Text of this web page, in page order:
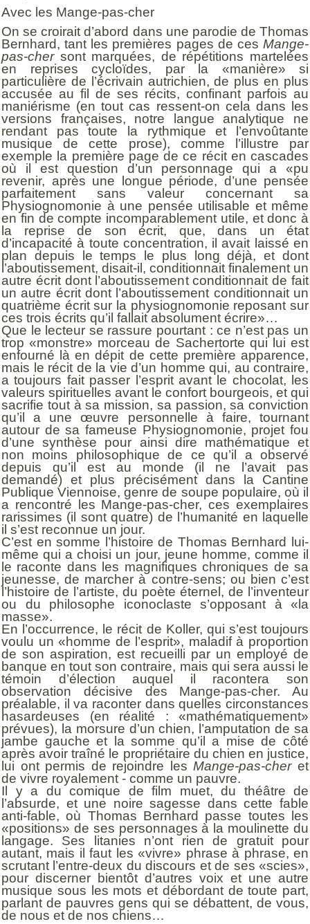
Avec les Mange-pas-cher
On se croirait d’abord dans une parodie de Thomas
Bernhard, tant les premières pages de ces Mange-
pas-chersont marquées, de répétitions martelées
en reprises cycloïdes, par la «manière» si
particulière de l’écrivain autrichien, de plus en plus
accusée au fil de ses récits, confinant parfois au
maniérisme (en tout cas ressent-on cela dans les
versions françaises, notre langue analytique ne
rendant pas toute la rythmique et l’envoûtante
musique de cette prose), comme l’illustre par
exemple la première page de ce récit en cascades
où il est question d’un personnage qui a «pu
revenir, après une longue période, d’une pensée
parfaitement sans valeur concernant sa
Physiognomonie à une pensée utilisable et même
en fin de compte incomparablement utile, et donc à
la reprise de son écrit, que, dans un état
d’incapacité à toute concentration, il avait laissé en
plan depuis le temps le plus long déjà, et dont
l’aboutissement, disait-il, conditionnait finalement un
autre écrit dont l’aboutissement conditionnait de fait
un autre écrit dont l’aboutissement conditionnait un
quatrième écrit sur la physiognomonie reposant sur
ces trois écrits qu’il fallait absolument écrire»…
Que le lecteur se rassure pourtant : ce n’est pas un
trop «monstre» morceau de Sachertorte qui lui est
enfourné là en dépit de cette première apparence,
mais le récit de la vie d’un homme qui, au contraire,
a toujours fait passer l’esprit avant le chocolat, les
valeurs spirituelles avant le confort bourgeois, et qui
sacrifie tout à sa mission, sa passion, sa conviction
qu’il a une œuvre personnelle à faire, tournant
autour de sa fameuse Physiognomonie, projet fou
d’une synthèse pour ainsi dire mathématique et
non moins philosophique de ce qu’il a observé
depuis qu’il est au monde (il ne l’avait pas
demandé) et plus précisément dans la Cantine
Publique Viennoise, genre de soupe populaire, où il
a rencontré les Mange-pas-cher, ces exemplaires
rarissimes (il sont quatre) de l’humanité en laquelle
il s’est reconnue un jour.
C’est en somme l’histoire de Thomas Bernhard lui-
même qui a choisi un jour, jeune homme, comme il
le raconte dans les magnifiques chroniques de sa
jeunesse, de marcher à contre-sens; ou bien c’est
l’histoire de l’artiste, du poète éternel, de l’inventeur
ou du philosophe iconoclaste s’opposant à «la
masse».
En l’occurrence, le récit de Koller, qui s’est toujours
voulu un «homme de l’esprit», maladif à proportion
de son aspiration, est recueilli par un employé de
banque en tout son contraire, mais qui sera aussi le
témoin d’élection auquel il racontera son
observation décisive des Mange-pas-cher. Au
préalable, il va raconter dans quelles circonstances
hasardeuses (en réalité : «mathématiquement»
prévues), la morsure d’un chien, l’amputation de sa
jambe gauche et la somme qu’il a mise de côté
après avoir traîné le propriétaire du chien en justice,
lui ont permis de rejoindre les Mange-pas-cheret
de vivre royalement - comme un pauvre.
Il y a du comique de film muet, du théâtre de
l’absurde, et une noire sagesse dans cette fable
anti-fable, où Thomas Bernhard passe toutes les
«positions» de ses personnages à la moulinette du
langage. Ses litanies n’ont rien de gratuit pour
autant, mais il faut les «vivre» phrase à phrase, en
scrutant l’entre-deux du discours et de ses «scies»,
pour discerner bientôt d’autres voix et une autre
musique sous les mots et débordant de toute part,
parlant de pauvres gens qui se débattent, de vous,
de nous et de nos chiens…